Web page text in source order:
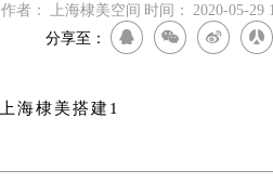
作者： 上海棣美空间 时间：
2020-05-29
分享至：